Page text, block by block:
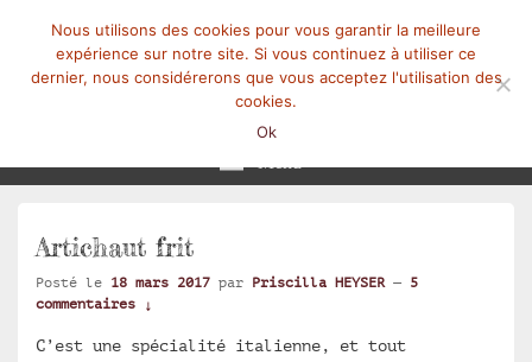
Artichaut frit
Posté le 18 mars 2017 par Priscilla HEYSER — 5
commentaires ↓
C’est une spécialité italienne, et tout
Nous utilisons des cookies pour vous garantir la meilleure
expérience sur notre site. Si vous continuez à utiliser ce
dernier, nous considérerons que vous acceptez l'utilisation des
cookies.
Ok